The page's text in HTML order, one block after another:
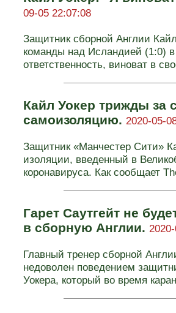
09-05 22:07:08
Защитник сборной Англии
команды над Исландией (1:0)
ответственность, виноват в
Кайл Уокер трижды за
самоизоляцию. 2020-05-
Защитник «Манчестер Сити»
изоляции, введенный в
коронавируса. Как сообщает
Гарет Саутгейт не
в сборную Англии.
Главный тренер сборной
недоволен поведением
Уокера, который во время